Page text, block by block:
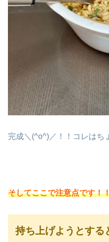
完成＼(^o^)／！！コレはち
そしてここで注意点です！
持ち上げようとする